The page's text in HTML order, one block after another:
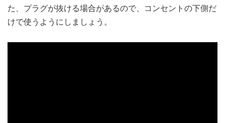
た、プラグが抜ける場合があるので、コンセントの下側だ
けで使うようにしましょう。